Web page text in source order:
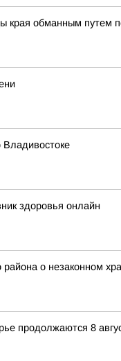
края обманным путем
Владивостоке
здоровья онлайн
о незаконном
продолжаются 8